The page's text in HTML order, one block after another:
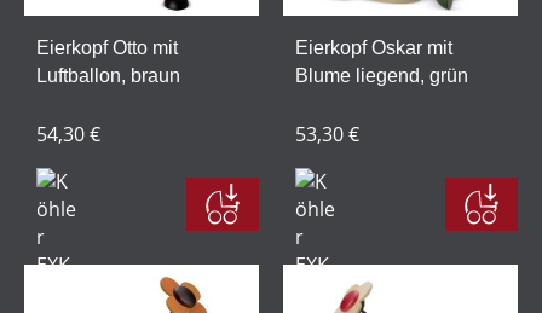
Eierkopf Otto mit
Luftballon, braun
54,30 €
Eierkopf Oskar mit
Blume liegend, grün
53,30 €